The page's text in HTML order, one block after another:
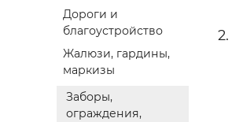
Дороги и
благоустройство
Жалюзи, гардины,
маркизы
Заборы,
ограждения,